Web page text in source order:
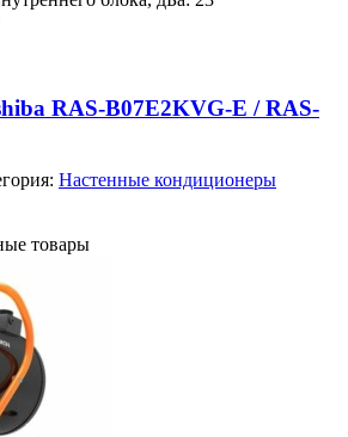
RAS-B07E2KVG-E / RAS-
Настенные кондиционеры
товары